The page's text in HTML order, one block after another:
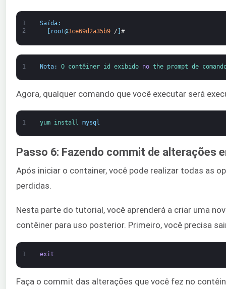
1
2
Saída:
root@3ce69d2a35b9 / #
1 Nota: O contêiner id exibido no the prompt de
Agora, qualquer comando que você executar será
1 yum install mysql
Passo 6: Fazendo commit de alterações
Após iniciar o container, você pode realizar todas as
perdidas.
Nesta parte do tutorial, você aprenderá a criar uma
contêiner para uso posterior. Primeiro, você precisa
1 exit
Faça o commit das alterações que você fez no